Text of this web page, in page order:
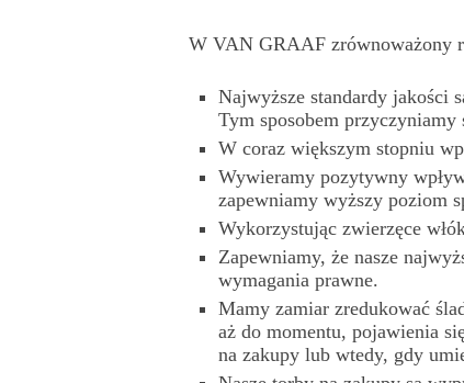
W VAN GRAAF zrównoważony
Najwyższe standardy jakości
Tym sposobem przyczyniamy
W coraz większym stopniu
Wywieramy pozytywny
zapewniamy wyższy poziom
Wykorzystując zwierzęce
Zapewniamy, że nasze
wymagania prawne.
Mamy zamiar zredukować
aż do momentu, pojawienia
na zakupy lub wtedy, gdy